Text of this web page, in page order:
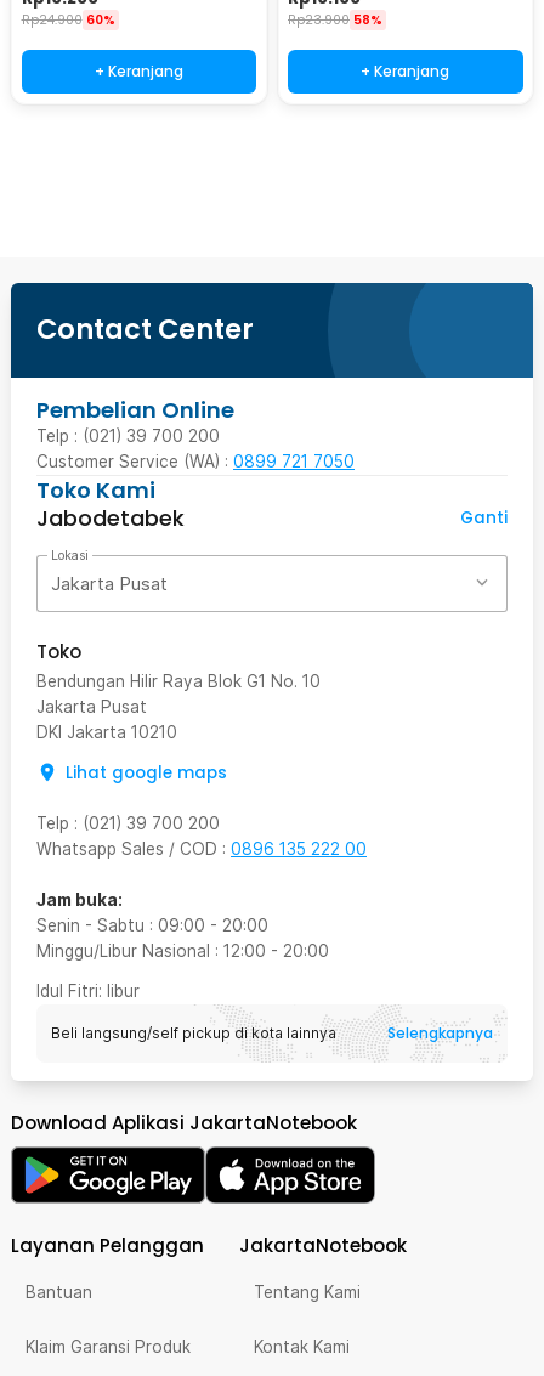
- RH-15
Rp24.900 60%
+ Keranjang
Peppermint - RH-15
Rp23.900 58%
+ Keranjang
Contact Center
Pembelian Online
Telp : (021) 39 700 200
Customer Service (WA) : 0899 721 7050
Toko Kami
Jabodetabek
Ganti
Lokasi
Jakarta Pusat
Toko
Bendungan Hilir Raya Blok G1 No. 10
Jakarta Pusat
DKI Jakarta 10210
Lihat google maps
Telp : (021) 39 700 200
Whatsapp Sales / COD : 0896 135 222 00
Jam buka:
Senin - Sabtu : 09:00 - 20:00
Minggu/Libur Nasional : 12:00 - 20:00
Idul Fitri: libur
Beli langsung/self pickup di kota lainnya Selengkapnya
Download Aplikasi JakartaNotebook
Layanan Pelanggan
Bantuan
Klaim Garansi Produk
JakartaNotebook
Tentang Kami
Kontak Kami